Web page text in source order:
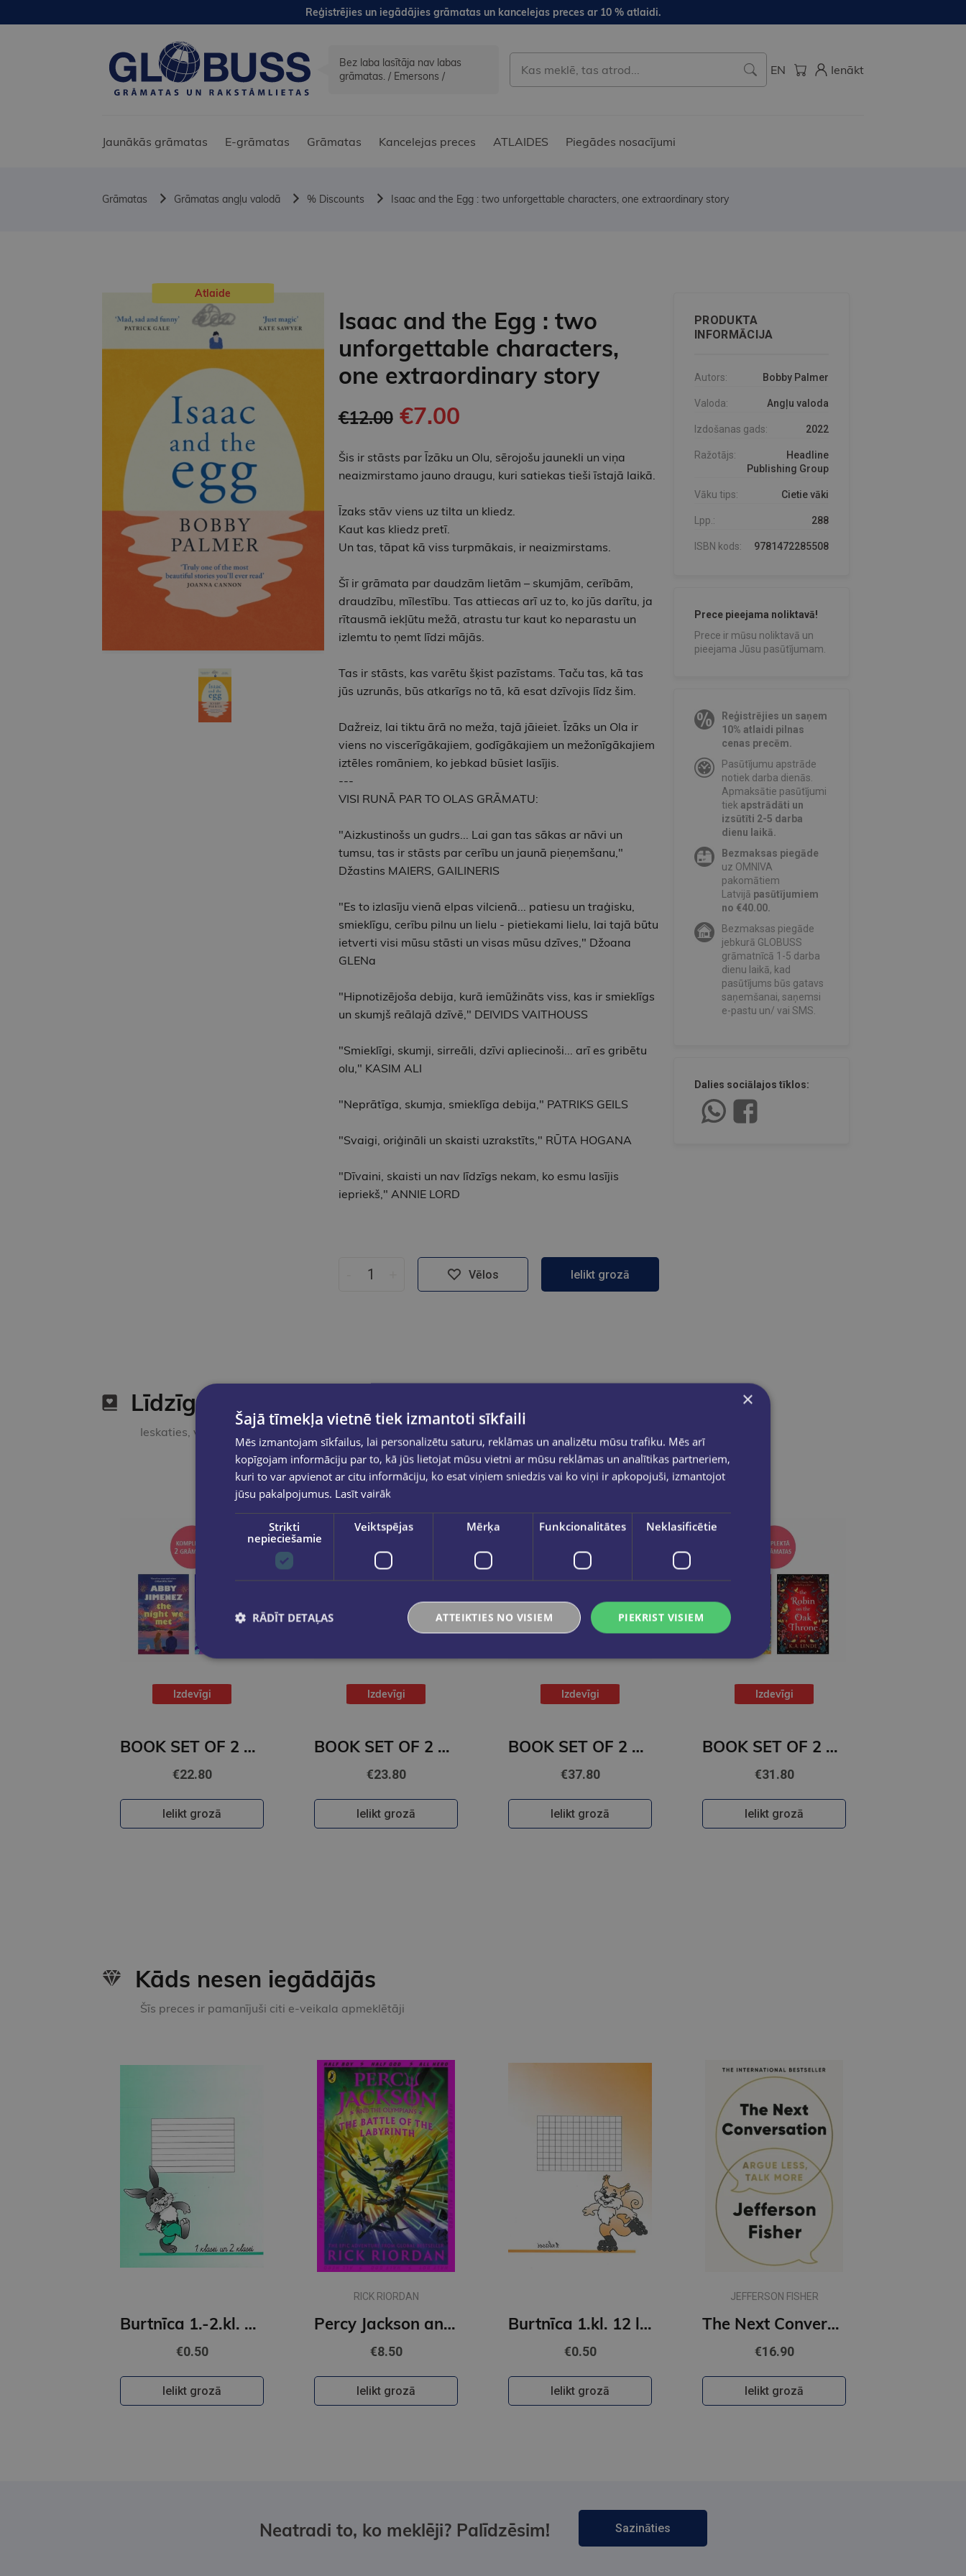
Reģistrējies un iegādājies grāmatas un kancelejas preces ar 10 % atlaidi.
Bez laba lasītāja nav labas
grāmatas. / Emersons /
EN Ienākt
Jaunākās grāmatas E-grāmatas Grāmatas Kancelejas preces ATLAIDES Piegādes nosacījumi
Grāmatas Grāmatas angļu valodā % Discounts Isaac and the Egg : two unforgettable characters, one extraordinary story
Atlaide
Isaac and the Egg : two
unforgettable characters,
one extraordinary story
€12.00€7.00
Šis ir stāsts par Īzāku un Olu, sērojošu jaunekli un viņa
neaizmirstamo jauno draugu, kuri satiekas tieši īstajā laikā.
Īzaks stāv viens uz tilta un kliedz.
Kaut kas kliedz pretī.
Un tas, tāpat kā viss turpmākais, ir neaizmirstams.
Šī ir grāmata par daudzām lietām – skumjām, cerībām,
draudzību, mīlestību. Tas attiecas arī uz to, ko jūs darītu, ja
rītausmā iekļūtu mežā, atrastu tur kaut ko neparastu un
izlemtu to ņemt līdzi mājās.
Tas ir stāsts, kas varētu šķist pazīstams. Taču tas, kā tas
jūs uzrunās, būs atkarīgs no tā, kā esat dzīvojis līdz šim.
Dažreiz, lai tiktu ārā no meža, tajā jāieiet. Īzāks un Ola ir
viens no viscerīgākajiem, godīgākajiem un mežonīgākajiem
iztēles romāniem, ko jebkad būsiet lasījis.
---
VISI RUNĀ PAR TO OLAS GRĀMATU:
"Aizkustinošs un gudrs... Lai gan tas sākas ar nāvi un
tumsu, tas ir stāsts par cerību un jaunā pieņemšanu,"
Džastins MAIERS, GAILINERIS
"Es to izlasīju vienā elpas vilcienā... patiesu un traģisku,
smieklīgu, cerību pilnu un lielu - pietiekami lielu, lai tajā būtu
ietverti visi mūsu stāsti un visas mūsu dzīves," Džoana
GLENa
"Hipnotizējoša debija, kurā iemūžināts viss, kas ir smieklīgs
un skumjš reālajā dzīvē," DEIVIDS VAITHOUSS
"Smieklīgi, skumji, sirreāli, dzīvi apliecinoši... arī es gribētu
olu," KASIM ALI
"Neprātīga, skumja, smieklīga debija," PATRIKS GEILS
"Svaigi, oriģināli un skaisti uzrakstīts," RŪTA HOGANA
"Dīvaini, skaisti un nav līdzīgs nekam, ko esmu lasījis
iepriekš," ANNIE LORD
Vēlos Ielikt grozā
PRODUKTA
INFORMĀCIJA
Autors: Bobby Palmer
Valoda: Angļu valoda
Izdošanas gads: 2022
Ražotājs:
Headline
Publishing Group
Vāku tips: Cietie vāki
Lpp.: 288
ISBN kods: 9781472285508
Prece pieejama noliktavā!
Prece ir mūsu noliktavā un
pieejama Jūsu pasūtījumam.
Reģistrējies un saņem
10% atlaidi pilnas
cenas precēm.
Pasūtījumu apstrāde
notiek darba dienās.
Apmaksātie pasūtījumi
tiekapstrādāti un
izsūtīti 2-5 darba
dienu laikā.
Bezmaksas piegāde
uz OMNIVA
pakomātiem
Latvijā pasūtījumiem
no €40.00.
Bezmaksas piegāde
jebkurā GLOBUSS
grāmatnīcā 1-5 darba
dienu laikā, kad
pasūtījums būs gatavs
saņemšanai, saņemsi
e-pastu un/ vai SMS.
Dalies sociālajos tīklos:
Līdzīgas preces
Ieskaties, varbūt noder
Izdevīgi
BOOK SET OF 2 Titles: The Night We Met + Two Can Play
€22.80
Ielikt grozā
Izdevīgi
BOOK SET OF 2 Titles: It Ends With Us + It Starts with Us
€23.80
Ielikt grozā
Izdevīgi
BOOK SET OF 2 Titles: Alchemy of Secrets + Wild Reverence
€37.80
Ielikt grozā
Izdevīgi
BOOK SET OF 2 Titles: Among the Burning Flowers + The Robin on the Oak Throne
€31.80
Ielikt grozā
Kāds nesen iegādājās
Šīs preces ir pamanījuši citi e-veikala apmeklētāji
Burtnīca 1.-2.kl. 12 lapas līniju
€0.50
Ielikt grozā
RICK RIORDAN
Percy Jackson and The Olympians #4: The Battle of the Labyrinth
€8.50
Ielikt grozā
Burtnīca 1.kl. 12 lapas lielrūtiņu
€0.50
Ielikt grozā
JEFFERSON FISHER
The Next Conversation : Argue Less, Talk More
€16.90
Ielikt grozā
Neatradi to, ko meklēji? Palīdzēsim! Sazināties
×
Šajā tīmekļa vietnē tiek izmantoti sīkfaili
Mēs izmantojam sīkfailus, lai personalizētu saturu, reklāmas un analizētu mūsu trafiku. Mēs arī
kopīgojam informāciju par to, kā jūs lietojat mūsu vietni ar mūsu reklāmas un analītikas partneriem,
kuri to var apvienot ar citu informāciju, ko esat viņiem sniedzis vai ko viņi ir apkopojuši, izmantojot
jūsu pakalpojumus. Lasīt vairāk
Strikti
nepieciešamie
Veiktspējas Mērķa Funkcionalitātes Neklasificētie
PIEKRIST VISIEM
ATTEIKTIES NO VISIEM
RĀDĪT DETAĻAS